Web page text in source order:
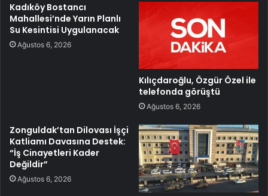
Kadıköy Bostancı
Mahallesi’nde Yarın Planlı
Su Kesintisi Uygulanacak
Ağustos 6, 2026
Kılıçdaroğlu, Özgür Özel ile
telefonda görüştü
Ağustos 6, 2026
Zonguldak’tan Dilovası İşçi
Katliamı Davasına Destek:
“İş Cinayetleri Kader
Değildir”
Ağustos 6, 2026